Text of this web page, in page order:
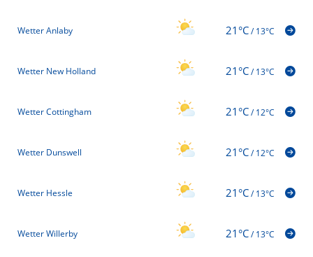
Wetter Anlaby 21°C/13°C
Wetter New Holland 21°C/13°C
Wetter Cottingham 21°C/12°C
Wetter Dunswell 21°C/12°C
Wetter Hessle 21°C/13°C
Wetter Willerby 21°C/13°C